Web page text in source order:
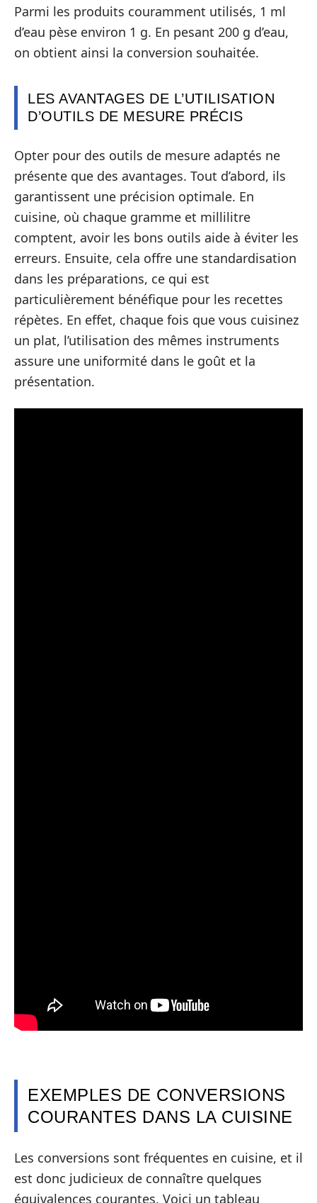
Parmi les produits couramment utilisés, 1 ml
d’eau pèse environ 1 g. En pesant 200 g d’eau,
on obtient ainsi la conversion souhaitée.
LES AVANTAGES DE L’UTILISATION
D’OUTILS DE MESURE PRÉCIS
Opter pour des outils de mesure adaptés ne
présente que des avantages. Tout d’abord, ils
garantissent une précision optimale. En
cuisine, où chaque gramme et millilitre
comptent, avoir les bons outils aide à éviter les
erreurs. Ensuite, cela offre une standardisation
dans les préparations, ce qui est
particulièrement bénéfique pour les recettes
répètes. En effet, chaque fois que vous cuisinez
un plat, l’utilisation des mêmes instruments
assure une uniformité dans le goût et la
présentation.
EXEMPLES DE CONVERSIONS
COURANTES DANS LA CUISINE
Les conversions sont fréquentes en cuisine, et il
est donc judicieux de connaître quelques
équivalences courantes. Voici un tableau